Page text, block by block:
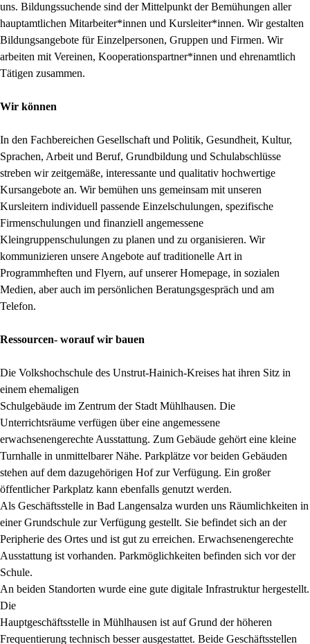
uns. Bildungssuchende sind der Mittelpunkt der Bemühungen aller
hauptamtlichen Mitarbeiter*innen und Kursleiter*innen. Wir gestalten
Bildungsangebote für Einzelpersonen, Gruppen und Firmen. Wir
arbeiten mit Vereinen, Kooperationspartner*innen und ehrenamtlich
Tätigen zusammen.
Wir können
In den Fachbereichen Gesellschaft und Politik, Gesundheit, Kultur,
Sprachen, Arbeit und Beruf, Grundbildung und Schulabschlüsse
streben wir zeitgemäße, interessante und qualitativ hochwertige
Kursangebote an. Wir bemühen uns gemeinsam mit unseren
Kursleitern individuell passende Einzelschulungen, spezifische
Firmenschulungen und finanziell angemessene
Kleingruppenschulungen zu planen und zu organisieren. Wir
kommunizieren unsere Angebote auf traditionelle Art in
Programmheften und Flyern, auf unserer Homepage, in sozialen
Medien, aber auch im persönlichen Beratungsgespräch und am
Telefon.
Ressourcen- worauf wir bauen
Die Volkshochschule des Unstrut-Hainich-Kreises hat ihren Sitz in
einem ehemaligen
Schulgebäude im Zentrum der Stadt Mühlhausen. Die
Unterrichtsräume verfügen über eine angemessene
erwachsenengerechte Ausstattung. Zum Gebäude gehört eine kleine
Turnhalle in unmittelbarer Nähe. Parkplätze vor beiden Gebäuden
stehen auf dem dazugehörigen Hof zur Verfügung. Ein großer
öffentlicher Parkplatz kann ebenfalls genutzt werden.
Als Geschäftsstelle in Bad Langensalza wurden uns Räumlichkeiten in
einer Grundschule zur Verfügung gestellt. Sie befindet sich an der
Peripherie des Ortes und ist gut zu erreichen. Erwachsenengerechte
Ausstattung ist vorhanden. Parkmöglichkeiten befinden sich vor der
Schule.
An beiden Standorten wurde eine gute digitale Infrastruktur hergestellt.
Die
Hauptgeschäftsstelle in Mühlhausen ist auf Grund der höheren
Frequentierung technisch besser ausgestattet. Beide Geschäftsstellen